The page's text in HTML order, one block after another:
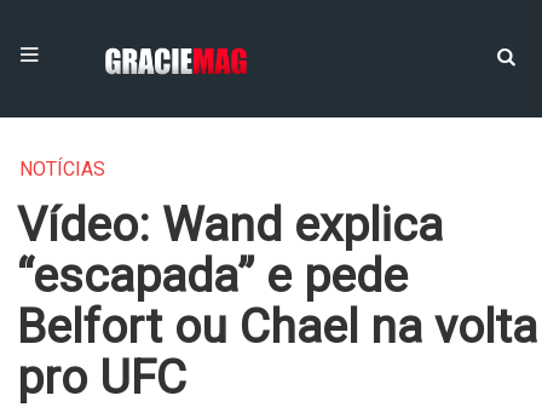
NOTÍCIAS
Vídeo: Wand explica
“escapada” e pede
Belfort ou Chael na volta
pro UFC